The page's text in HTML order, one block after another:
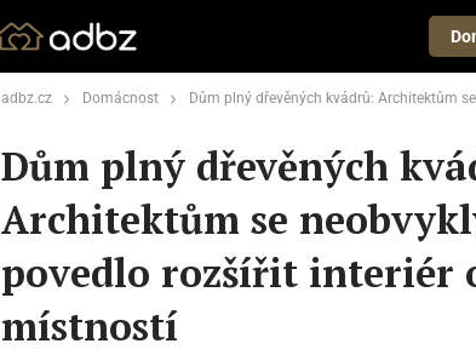
adbz.cz Domácnost Dům plný dřevěných kvádrů: Architektům se neobvyklým způsobem povedlo rozšířit interiér o několik místností
Dům plný dřevěných
Architektům se
povedlo rozšířit interiér
místností